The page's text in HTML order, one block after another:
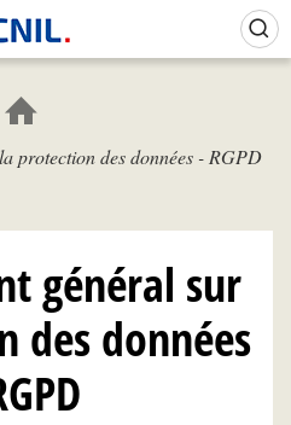
c
i
C
N
I
L
protection des données - RGPD
général sur
des données
cookies (témoins de connexion)